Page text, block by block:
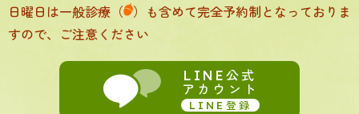
日曜日は一般診療（ ）も含めて完全予約制となっておりま
すので、ご注意ください
LINE公式
アカウント
LINE 登録